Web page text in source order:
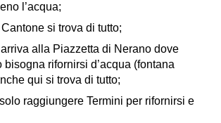
l’acqua;
si trova di tutto;
alla Piazzetta di Nerano dove
bisogna rifornirsi d’acqua (fontana
qui si trova di tutto;
raggiungere Termini per rifornirsi e